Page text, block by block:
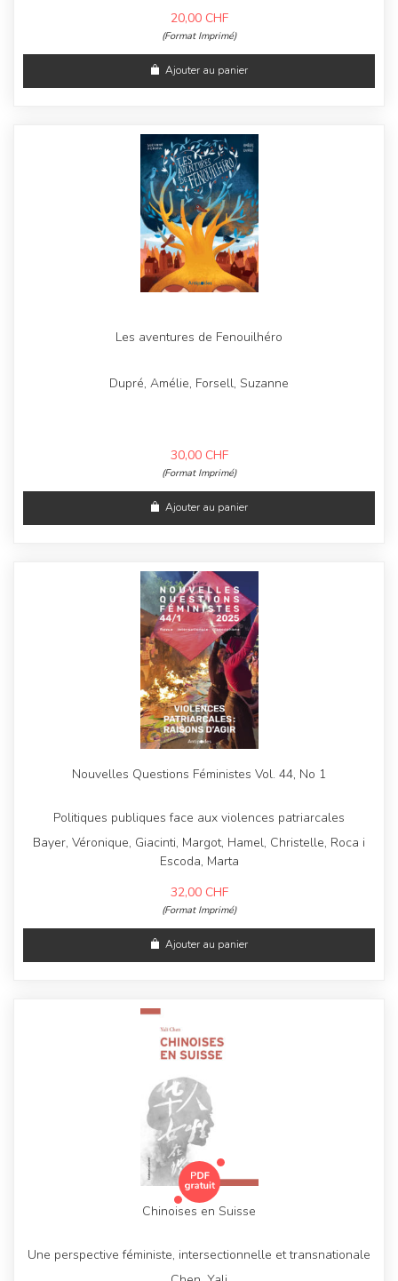
20,00 CHF
(Format Imprimé)
Ajouter au panier
Les aventures de Fenouilhéro
Dupré, Amélie, Forsell, Suzanne
30,00 CHF
(Format Imprimé)
Ajouter au panier
Nouvelles Questions Féministes Vol. 44, No 1
Politiques publiques face aux violences patriarcales
Bayer, Véronique, Giacinti, Margot, Hamel, Christelle, Roca i
Escoda, Marta
32,00 CHF
(Format Imprimé)
Ajouter au panier
Chinoises en Suisse
Une perspective féministe, intersectionnelle et transnationale